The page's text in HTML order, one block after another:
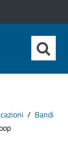
Bandi